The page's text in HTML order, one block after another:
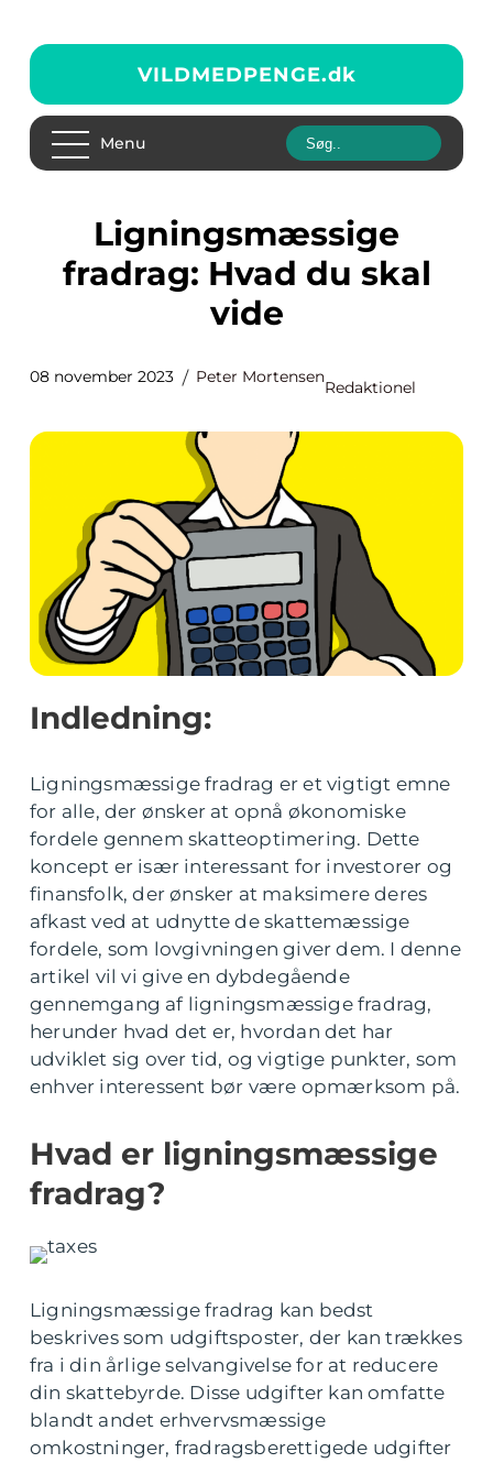
VILDMEDPENGE.dk
Menu
Ligningsmæssige
fradrag: Hvad du skal
vide
08 november 2023 Peter Mortensen
Redaktionel
Indledning:
Ligningsmæssige fradrag er et vigtigt emne
for alle, der ønsker at opnå økonomiske
fordele gennem skatteoptimering. Dette
koncept er især interessant for investorer og
finansfolk, der ønsker at maksimere deres
afkast ved at udnytte de skattemæssige
fordele, som lovgivningen giver dem. I denne
artikel vil vi give en dybdegående
gennemgang af ligningsmæssige fradrag,
herunder hvad det er, hvordan det har
udviklet sig over tid, og vigtige punkter, som
enhver interessent bør være opmærksom på.
Hvad er ligningsmæssige
fradrag?
Ligningsmæssige fradrag kan bedst
beskrives som udgiftsposter, der kan trækkes
fra i din årlige selvangivelse for at reducere
din skattebyrde. Disse udgifter kan omfatte
blandt andet erhvervsmæssige
omkostninger, fradragsberettigede udgifter